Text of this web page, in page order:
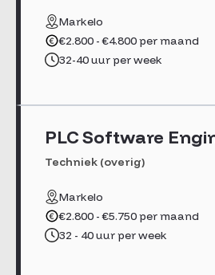
Markelo
€2.800 - €4.800 per maand
32-40 uur per week
PLC Software
Techniek (overig)
Markelo
€2.800 - €5.750 per maand
32 - 40 uur per week